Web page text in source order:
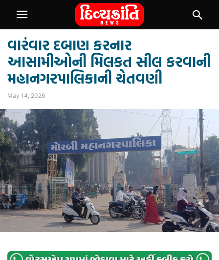
વારંવાર દબાણ કરનાર
આસામીઓની મિલકત સીલ કરવાની
મહાનગરપાલિકાની ચેતવણી
May 14, 2026